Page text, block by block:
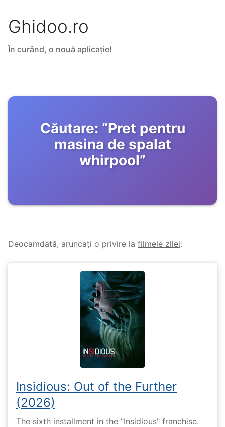
Ghidoo.ro
În curând, o nouă aplicație!
Căutare: “Pret pentru
masina de spalat
whirpool”
Deocamdată, aruncați o privire la filmele zilei:
Insidious: Out of the Further
(2026)
The sixth installment in the "Insidious" franchise.